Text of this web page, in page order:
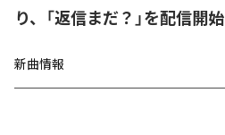
り、「返信まだ？」を配信開始
新曲情報